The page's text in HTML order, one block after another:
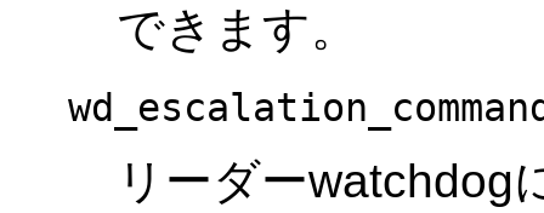
できます。
リーダーwatchdog